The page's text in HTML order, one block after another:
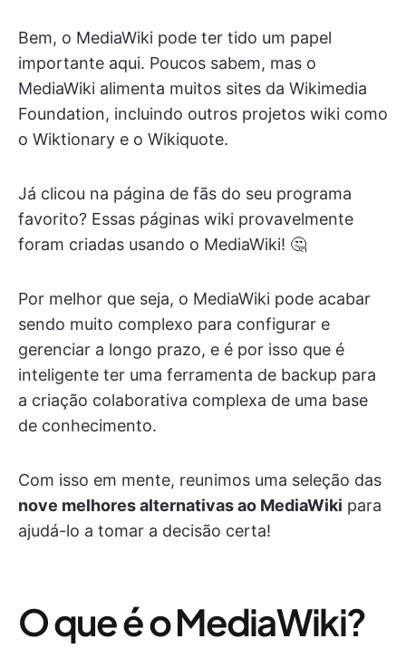
Bem, o MediaWiki pode ter tido um papel
importante aqui. Poucos sabem, mas o
MediaWiki alimenta muitos sites da Wikimedia
Foundation, incluindo outros projetos wiki como
o Wiktionary e o Wikiquote.
Já clicou na página de fãs do seu programa
favorito? Essas páginas wiki provavelmente
foram criadas usando o MediaWiki! 🤔
Por melhor que seja, o MediaWiki pode acabar
sendo muito complexo para configurar e
gerenciar a longo prazo, e é por isso que é
inteligente ter uma ferramenta de backup para
a criação colaborativa complexa de uma base
de conhecimento.
Com isso em mente, reunimos uma seleção das
nove melhores alternativas ao MediaWiki para
ajudá-lo a tomar a decisão certa!
O que é o MediaWiki?